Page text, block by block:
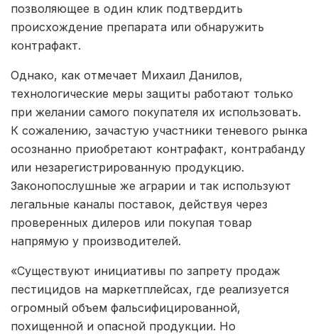
позволяющее в один клик подтвердить
происхождение препарата или обнаружить
контрафакт.
Однако, как отмечает Михаил Данилов,
технологические меры защиты работают только
при желании самого покупателя их использовать.
К сожалению, зачастую участники теневого рынка
осознанно приобретают контрафакт, контрабанду
или незарегистрированную продукцию.
Законопослушные же аграрии и так используют
легальные каналы поставок, действуя через
проверенных дилеров или покупая товар
напрямую у производителей.
«Существуют инициативы по запрету продаж
пестицидов на маркетплейсах, где реализуется
огромный объем фальсифицированной,
похищенной и опасной продукции. Но